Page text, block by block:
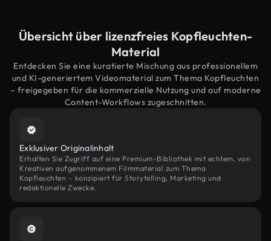
Übersicht über lizenzfreies Kopfleuchten-
Material
Entdecken Sie eine kuratierte Mischung aus professionellem
und KI-generiertem Videomaterial zum Thema Kopfleuchten
– freigegeben für die kommerzielle Nutzung und auf moderne
Content-Workflows zugeschnitten.
Exklusiver Originalinhalt
Erhalten Sie Zugriff auf eine Premium-Bibliothek mit echtem, von
Kreativen aufgenommenem Filmmaterial zum Thema
Kopfleuchten – konzipiert für Storytelling, Marketing und
redaktionelle Zwecke.